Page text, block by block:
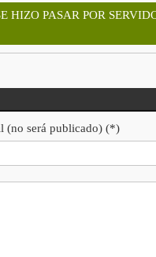
HIZO PASAR POR
(no será publicado) (*)